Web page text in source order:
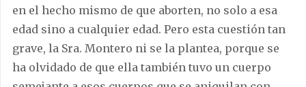
en el hecho mismo de que aborten, no solo a esa
edad sino a cualquier edad. Pero esta cuestión tan
grave, la Sra. Montero ni se la plantea, porque se
ha olvidado de que ella también tuvo un cuerpo